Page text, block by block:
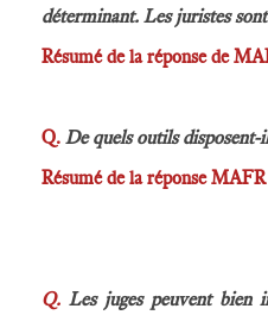
déterminant. Les juristes
Résumé de la réponse de
Q. De quels outils disposent-
Résumé de la réponse MAFR
Q. Les juges peuvent bien